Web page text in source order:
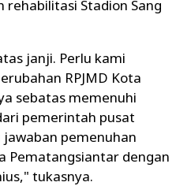
Stadion Sang
janji. Perlu kami
RPJMD Kota
sebatas memenuhi
pemerintah pusat
pemenuhan
Pematangsiantar dengan
tukasnya.